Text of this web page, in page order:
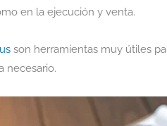
en la ejecución y venta.
son herramientas muy útiles
necesario.